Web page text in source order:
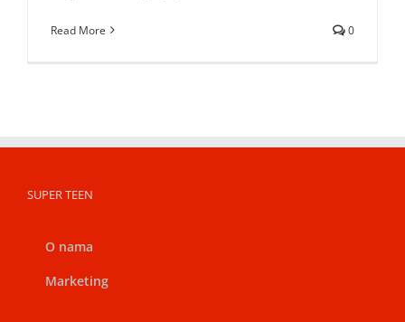
Read More 0
SUPER TEEN
O nama
Marketing